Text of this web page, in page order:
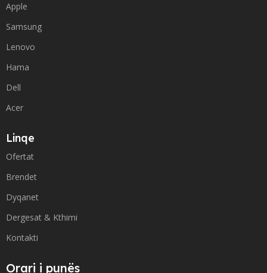
Apple
Samsung
Lenovo
Hama
Dell
Acer
Linqe
Ofertat
Brendet
Dyqanet
Dergesat & Kthimi
Kontakti
Orari i punës